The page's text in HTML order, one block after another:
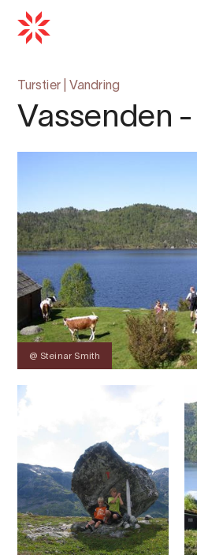
Turstier Vandring
Vassenden
@ Steinar Smith